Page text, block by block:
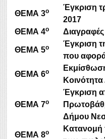
ΘΕΜΑ 3ο
Έγκριση
2017
ΘΕΜΑ 4ο
ΘΕΜΑ 5ο
Έγκριση
που
ΘΕΜΑ 6ο
ΘΕΜΑ 7ο
Έγκριση
Δήμου
ΘΕΜΑ 8ο Κατανομή